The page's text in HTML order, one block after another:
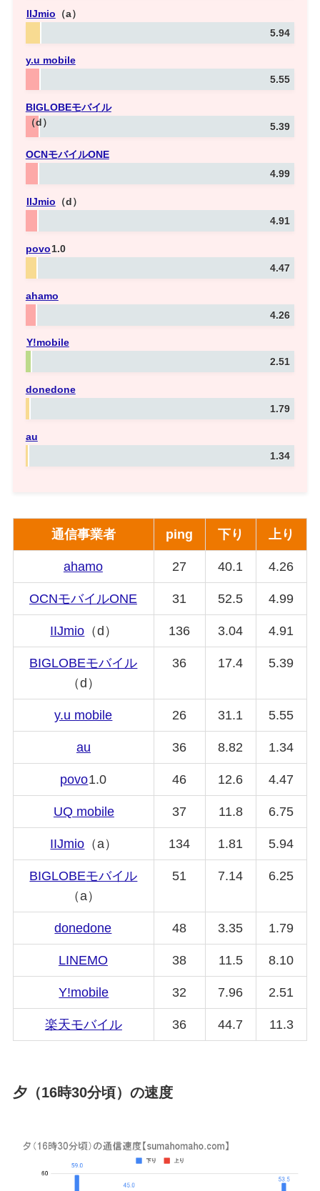
IIJmio （a）
5.94
y.u mobile
5.55
BIGLOBEモバイル
（d）
5.39
OCNモバイルONE
4.99
IIJmio （d）
4.91
povo1.0
4.47
ahamo
4.26
Y!mobile
2.51
donedone
1.79
au
1.34
通信事業者 ping 下り 上り
ahamo 27 40.1 4.26
OCNモバイルONE 31 52.5 4.99
IIJmio （d） 136 3.04 4.91
BIGLOBEモバイル
（d）
36 17.4 5.39
y.u mobile 26 31.1 5.55
au 36 8.82 1.34
povo1.0 46 12.6 4.47
UQ mobile 37 11.8 6.75
IIJmio （a） 134 1.81 5.94
BIGLOBEモバイル
（a）
51 7.14 6.25
donedone 48 3.35 1.79
LINEMO 38 11.5 8.10
Y!mobile 32 7.96 2.51
楽天モバイル 36 44.7 11.3
夕（16時30分頃）の速度